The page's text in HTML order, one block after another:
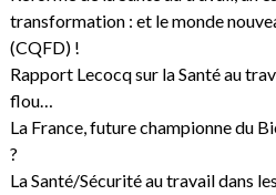
transformation : et le monde
(CQFD) !
Rapport Lecocq sur la Santé au
flou…
La France, future championne du
?
La Santé/Sécurité au travail dans